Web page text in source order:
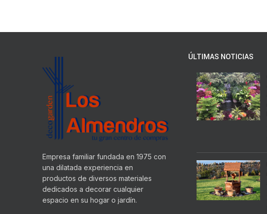
Empresa familiar fundada en 1975 con
una dilatada experiencia en
productos de diversos materiales
dedicados a decorar cualquier
espacio en su hogar o jardín.
ÚLTIMAS NOTICIAS